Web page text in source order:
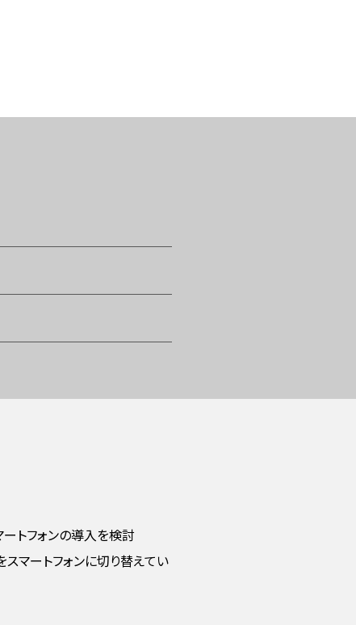
トフォンの導入を検討
マートフォンに切り替えてい